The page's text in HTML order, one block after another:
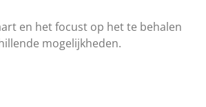
en het focust op het te behalen
mogelijkheden.